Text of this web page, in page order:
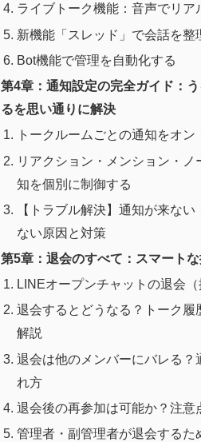
ライブトーク機能：音声でリア
新機能「スレッド」で会話を整
Bot機能で管理を自動化する
第4章：通知設定の完全ガイド：
るを思い通りに解決
トークルームごとの通知をオ
リアクション・メンション・ノ
知を個別に制御する
【トラブル解決】通知が来な
ない原因と対策
第5章：退会のすべて：スマート
LINEオープンチャットの退会
退会するとどうなる？トーク履
解説
退会は他のメンバーにバレる？
れ方
退会後の再参加は可能か？注意
管理者・副管理者が退会するた